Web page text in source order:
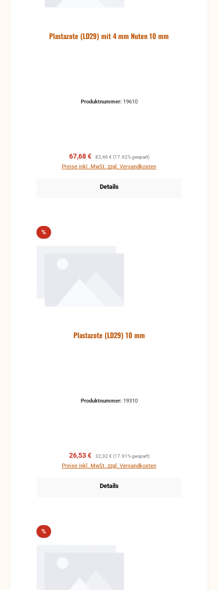
Plastazote (LD29) mit 4 mm Nuten 10 mm
Produktnummer: 19610
Verkaufspreis:
67,68 € Regulärer Preis:
82,46 € (17.92% gespart)
Preise inkl. MwSt. zzgl. Versandkosten
Details
%Rabatt
Plastazote (LD29) 10 mm
Produktnummer: 19310
Verkaufspreis:
26,53 € Regulärer Preis:
32,32 € (17.91% gespart)
Preise inkl. MwSt. zzgl. Versandkosten
Details
%Rabatt